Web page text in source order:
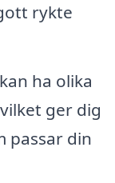
rykte
ha olika
ger dig
passar din